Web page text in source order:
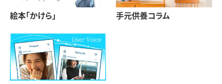
絵本「かけら」 手元供養コラム